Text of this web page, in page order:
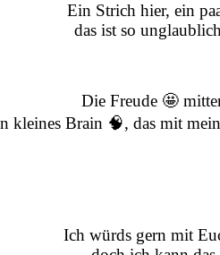
Ein Strich hier, ein
das ist so
Die Freude 🤩
kleines Brain 🧠, das mit
Ich würds gern mit